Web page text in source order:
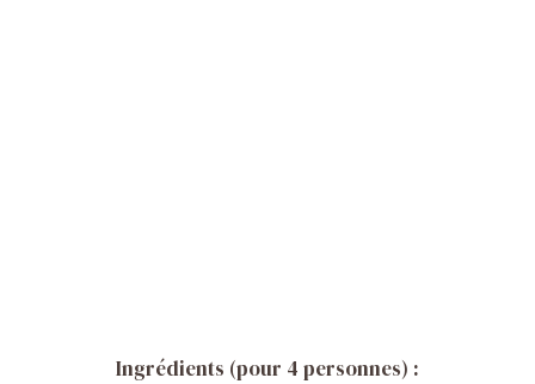
Ingrédients (pour 4 personnes) :